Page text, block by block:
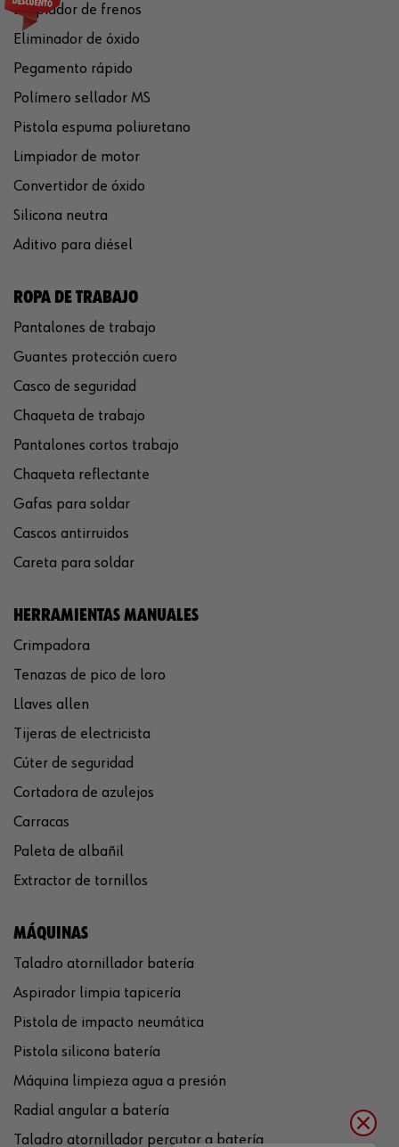
Limpiador de frenos
Eliminador de óxido
Pegamento rápido
Polímero sellador MS
Pistola espuma poliuretano
Limpiador de motor
Convertidor de óxido
Silicona neutra
Aditivo para diésel
ROPA DE TRABAJO
Pantalones de trabajo
Guantes protección cuero
Casco de seguridad
Chaqueta de trabajo
Pantalones cortos trabajo
Chaqueta reflectante
Gafas para soldar
Cascos antirruidos
Careta para soldar
HERRAMIENTAS MANUALES
Crimpadora
Tenazas de pico de loro
Llaves allen
Tijeras de electricista
Cúter de seguridad
Cortadora de azulejos
Carracas
Paleta de albañil
Extractor de tornillos
MÁQUINAS
Taladro atornillador batería
Aspirador limpia tapicería
Pistola de impacto neumática
Pistola silicona batería
Máquina limpieza agua a presión
Radial angular a batería
Taladro atornillador percutor a batería